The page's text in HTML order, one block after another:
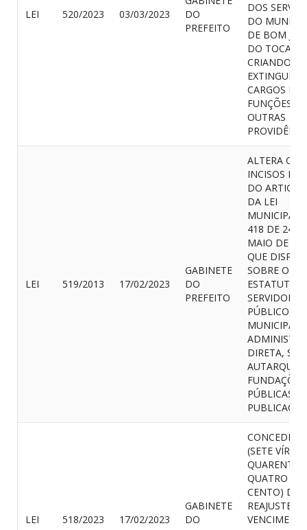
LEI 520/2023 03/03/2023
DO
PREFEITO
DOS
DO
DE BOM
DO
CRIANDO E
CARGOS E
FUNÇÕES E
OUTRAS
LEI 519/2013 17/02/2023
GABINETE
DO
PREFEITO
ALTERA OS
INCISOS I, II
DO ARTIGO
DA LEI
MUNICIPAL
418 DE 24
MAIO DE
QUE DISPÕE
SOBRE O
ESTATUTO
SERVIDORES
PÚBLICOS
MUNICIPAIS
DIRETA,
FUNDAÇÕES
PÚBLICAS,
PUBLICAÇÃO
LEI 518/2023 17/02/2023
GABINETE
DO
CONCEDE
(SETE
QUARENTA E
QUATRO
CENTO) DE
REAJUSTE